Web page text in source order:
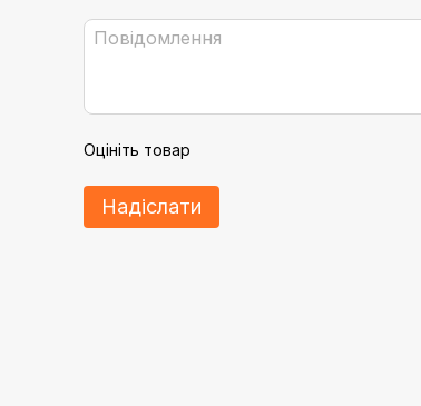
Оцініть товар
Надіслати